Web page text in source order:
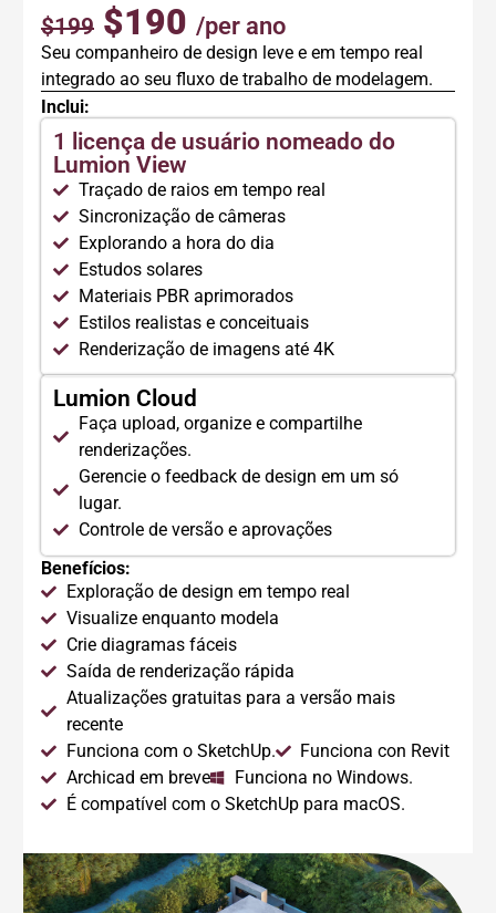
$199 $190 /per ano
Seu companheiro de design leve e em tempo real
integrado ao seu fluxo de trabalho de modelagem.
Inclui:
1 licença de usuário nomeado do
Lumion View
Traçado de raios em tempo real
Sincronização de câmeras
Explorando a hora do dia
Estudos solares
Materiais PBR aprimorados
Estilos realistas e conceituais
Renderização de imagens até 4K
Lumion Cloud
Faça upload, organize e compartilhe
renderizações.
Gerencie o feedback de design em um só
lugar.
Controle de versão e aprovações
Benefícios:
Exploração de design em tempo real
Visualize enquanto modela
Crie diagramas fáceis
Saída de renderização rápida
Atualizações gratuitas para a versão mais
recente
Funciona com o SketchUp.
Funciona con Revit
Archicad em breve
Funciona no Windows.
É compatível com o SketchUp para macOS.